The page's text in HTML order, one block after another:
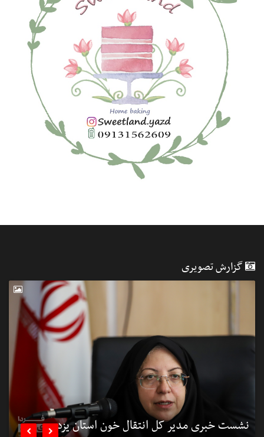
گزارش تصویری
نشست خبری مدیر کل انتقال خون استان یزد  